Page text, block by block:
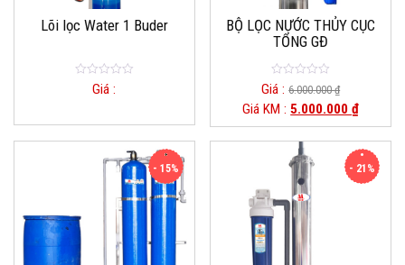
Lõi lọc Water 1 Buder
Giá :
BỘ LỌC NƯỚC THỦY CỤC
TỔNG GĐ
0
out
of
Giá :6.000.000₫
Giá KM :5.000.000₫
- 15% - 21%